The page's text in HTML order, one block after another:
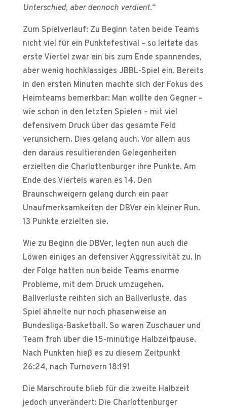
Unterschied, aber dennoch verdient.“
Zum Spielverlauf: Zu Beginn taten beide Teams
nicht viel für ein Punktefestival – so leitete das
erste Viertel zwar ein bis zum Ende spannendes,
aber wenig hochklassiges JBBL-Spiel ein. Bereits
in den ersten Minuten machte sich der Fokus des
Heimteams bemerkbar: Man wollte den Gegner –
wie schon in den letzten Spielen – mit viel
defensivem Druck über das gesamte Feld
verunsichern. Dies gelang auch. Vor allem aus
den daraus resultierenden Gelegenheiten
erzielten die Charlottenburger ihre Punkte. Am
Ende des Viertels waren es 14. Den
Braunschweigern gelang durch ein paar
Unaufmerksamkeiten der DBVer ein kleiner Run.
13 Punkte erzielten sie.
Wie zu Beginn die DBVer, legten nun auch die
Löwen einiges an defensiver Aggressivität zu. In
der Folge hatten nun beide Teams enorme
Probleme, mit dem Druck umzugehen.
Ballverluste reihten sich an Ballverluste, das
Spiel ähnelte nur noch phasenweise an
Bundesliga-Basketball. So waren Zuschauer und
Team froh über die 15-minütige Halbzeitpause.
Nach Punkten hieß es zu diesem Zeitpunkt
26:24, nach Turnovern 18:19!
Die Marschroute blieb für die zweite Halbzeit
jedoch unverändert: Die Charlottenburger